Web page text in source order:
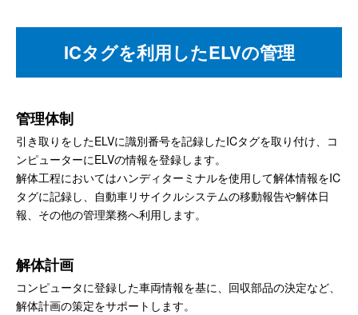
ICタグを利用したELVの管理
管理体制
引き取りをしたELVに識別番号を記録したICタグを取り付け、コ
ンピューターにELVの情報を登録します。
解体工程においてはハンディターミナルを使用して解体情報をIC
タグに記録し、自動車リサイクルシステムの移動報告や解体日
報、その他の管理業務へ利用します。
解体計画
コンピュータに登録した車両情報を基に、回収部品の決定など、
解体計画の策定をサポートします。